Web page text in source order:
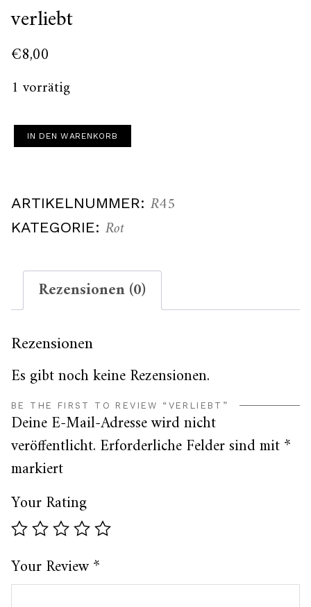
verliebt
€8,00
1 vorrätig
verliebt
IN DEN WARENKORB
ARTIKELNUMMER: R45
KATEGORIE: Rot
Rezensionen (0)
Rezensionen
Es gibt noch keine Rezensionen.
BE THE FIRST TO REVIEW “VERLIEBT”
Deine E-Mail-Adresse wird nicht
veröffentlicht. Erforderliche Felder sind mit*
markiert
Your Rating
Your Review*